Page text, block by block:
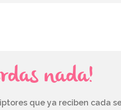
nada!
que ya reciben cada